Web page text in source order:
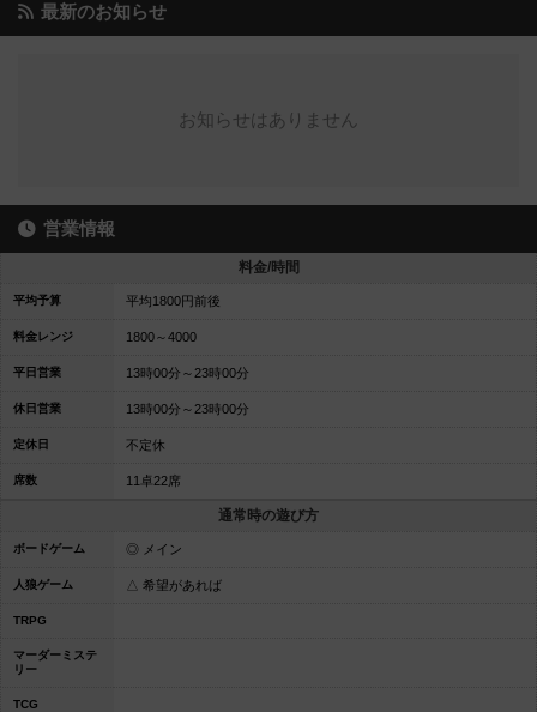
最新のお知らせ
お知らせはありません
営業情報
料金/時間
平均予算 平均1800円前後
料金レンジ 1800～4000
平日営業 13時00分～23時00分
休日営業 13時00分～23時00分
定休日 不定休
席数 11卓22席
通常時の遊び方
ボードゲーム ◎ メイン
人狼ゲーム △ 希望があれば
TRPG
マーダーミステ
リー
TCG